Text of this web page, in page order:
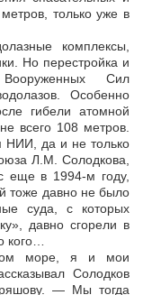
только уже в
комплексы,
Но перестройка и
Сил
Особенно
гибели атомной
всего 108 метров.
НИИ, да и не только
Л.М. Солодкова,
еще в 1994-м году,
тоже давно не было
суда, с которых
давно сгорели в
кого…
море, я и мои
Солодков
— Мы тогда